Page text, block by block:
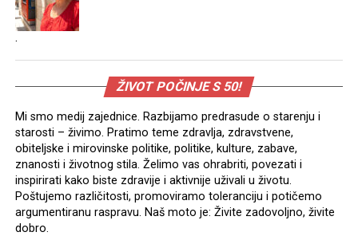
.
ŽIVOT POČINJE S 50!
Mi smo medij zajednice. Razbijamo predrasude o starenju i
starosti – živimo. Pratimo teme zdravlja, zdravstvene,
obiteljske i mirovinske politike, politike, kulture, zabave,
znanosti i životnog stila. Želimo vas ohrabriti, povezati i
inspirirati kako biste zdravije i aktivnije uživali u životu.
Poštujemo različitosti, promoviramo toleranciju i potičemo
argumentiranu raspravu. Naš moto je: Živite zadovoljno, živite
dobro.